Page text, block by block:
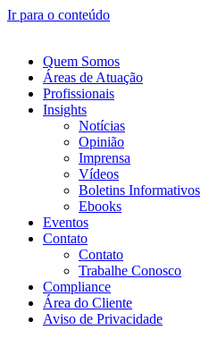
Ir para o conteúdo
Quem Somos
Áreas de Atuação
Profissionais
Insights
Notícias
Opinião
Imprensa
Vídeos
Boletins Informativos
Ebooks
Eventos
Contato
Contato
Trabalhe Conosco
Compliance
Área do Cliente
Aviso de Privacidade